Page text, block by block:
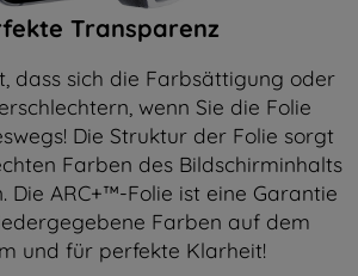
Transparenz
dass sich die Farbsättigung oder
wenn Sie die Folie
Die Struktur der Folie sorgt
Farben des Bildschirminhalts
Die ARC+™-Folie ist eine Garantie
Farben auf dem
und für perfekte Klarheit!